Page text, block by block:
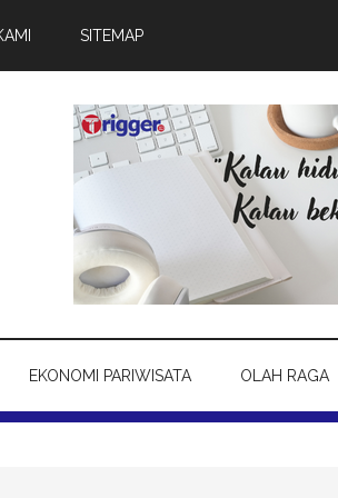
SITEMAP
EKONOMI PARIWISATA OLAH RAGA